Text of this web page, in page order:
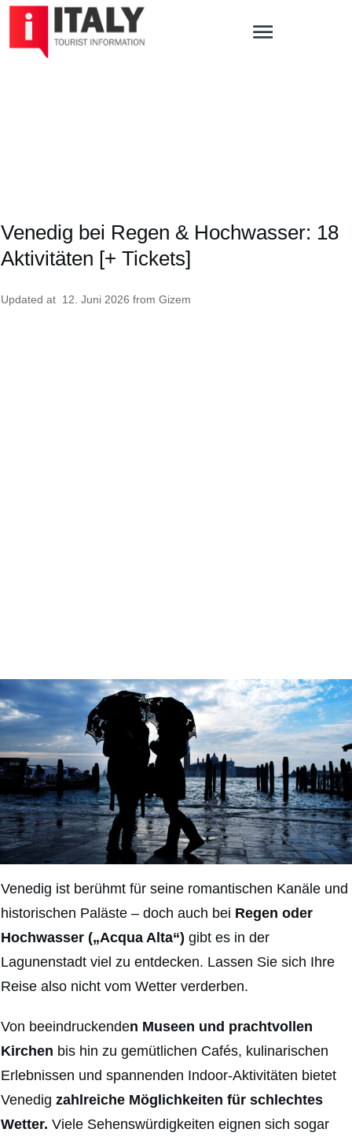
Venedig bei Regen & Hochwasser: 18
Aktivitäten [+ Tickets]
Updated at 12. Juni 2026 from Gizem
Venedig ist berühmt für seine romantischen Kanäle und
historischen Paläste – doch auch bei Regen oder
Hochwasser („Acqua Alta“) gibt es in der
Lagunenstadt viel zu entdecken. Lassen Sie sich Ihre
Reise also nicht vom Wetter verderben.
Von beeindruckenden Museen und prachtvollen
Kirchen bis hin zu gemütlichen Cafés, kulinarischen
Erlebnissen und spannenden Indoor-Aktivitäten bietet
Venedig zahlreiche Möglichkeiten für schlechtes
Wetter. Viele Sehenswürdigkeiten eignen sich sogar